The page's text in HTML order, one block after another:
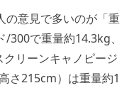
の意見で多いのが「重
300で重量約14.3kg、
リーンキャノピージ
さ215cm）は重量約1